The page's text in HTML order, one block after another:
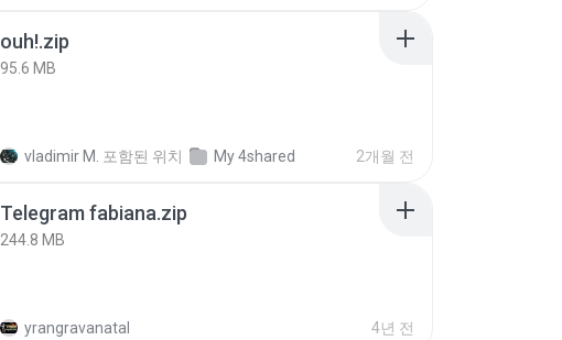
ouh!.zip
95.6 MB
vladimir M. 포함된 위치 My 4shared 2개월 전
Telegram fabiana.zip
244.8 MB
yrangravanatal 4년 전